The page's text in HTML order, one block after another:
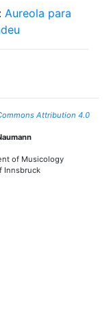
: Aureola para
Attribution 4.0
of Musicology
Innsbruck